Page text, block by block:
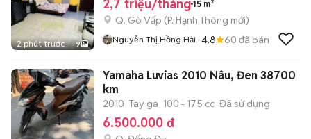
2 phút trước 9
2,7 triệu/tháng 15 m²
Q. Gò Vấp (P. Hạnh Thông mới)
Nguyễn Thị Hồng Hải 4.8 60 đã bán
Yamaha Luvias 2010 Nâu, Đen 38700
km
2010 Tay ga 100 - 175 cc Đã sử dụng
6.500.000 đ